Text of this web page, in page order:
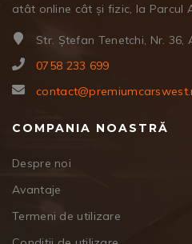
atât online cât și fizic, la Parcul
Str. Ștefan Tenetchi, Nr. 36,
0758 233 699
COMPANIA NOASTRĂ
Despre noi
Avantaje
Termeni de utilizare